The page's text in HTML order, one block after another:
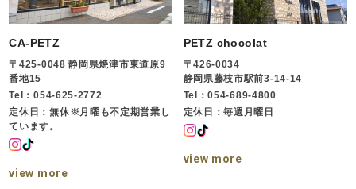
CA-PETZ
〒425-0048 静岡県焼津市東道原9
番地15
Tel：054-625-2772
定休日：無休※月曜も不定期営業し
ています。
view more
PETZ chocolat
〒426-0034
静岡県藤枝市駅前3-14-14
Tel：054-689-4800
定休日：毎週月曜日
view more